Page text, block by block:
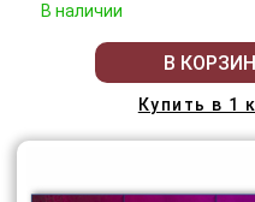
В наличии
В
Купить в 1